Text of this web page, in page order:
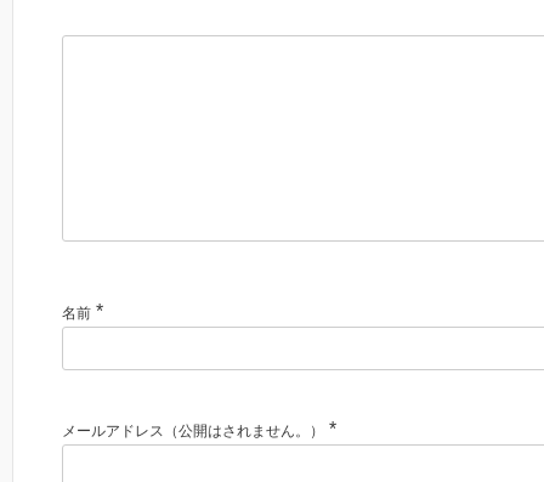
名前 *
メールアドレス（公開はされません。） *